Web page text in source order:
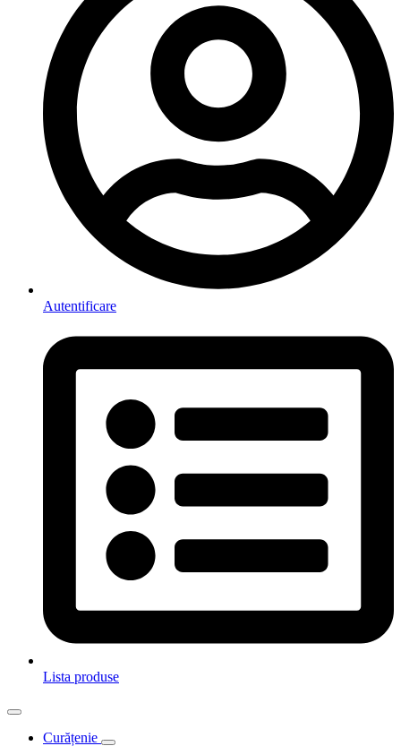
Autentificare
Lista produse
Curățenie